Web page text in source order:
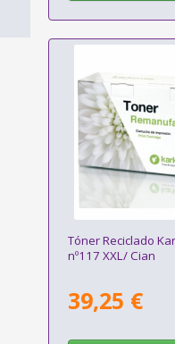
Tóner Reciclado
nº117 XXL/ Cian
39,25 €